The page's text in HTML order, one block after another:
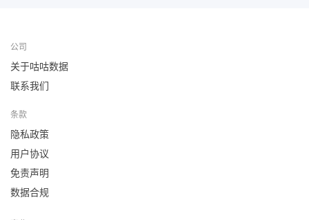
公司
关于咕咕数据
联系我们
条款
隐私政策
用户协议
免责声明
数据合规